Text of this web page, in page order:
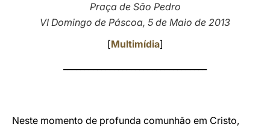
Praça de São Pedro
VI Domingo de Páscoa, 5 de Maio de 2013
[Multimídia]
Neste momento de profunda comunhão em Cristo,